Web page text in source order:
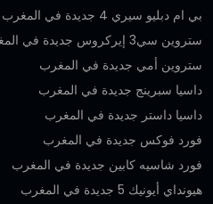
بي ام دبليو سيري 4 جديدة في المغرب
ستروين سي3 إيركروس جديدة في المغرب
ستروين أمي جديدة في المغرب
داسيا سبرينج جديدة في المغرب
داسيا داستر جديدة في المغرب
فورد فوكس جديدة في المغرب
فورد شاسيه كابين جديدة في المغرب
هيونداي أيونيك 5 جديدة في المغرب